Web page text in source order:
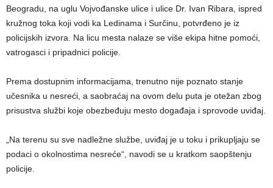
Beogradu, na uglu Vojvođanske ulice i ulice Dr. Ivan Ribara, ispred
kružnog toka koji vodi ka Ledinama i Surčinu, potvrđeno je iz
policijskih izvora. Na licu mesta nalaze se više ekipa hitne pomoći,
vatrogasci i pripadnici policije.
Prema dostupnim informacijama, trenutno nije poznato stanje
učesnika u nesreći, a saobraćaj na ovom delu puta je otežan zbog
prisustva službi koje obezbeđuju mesto događaja i sprovode uviđaj.
„Na terenu su sve nadležne službe, uviđaj je u toku i prikupljaju se
podaci o okolnostima nesreće“, navodi se u kratkom saopštenju
policije.